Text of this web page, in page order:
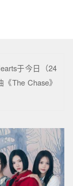
于今日（24
The Chase》